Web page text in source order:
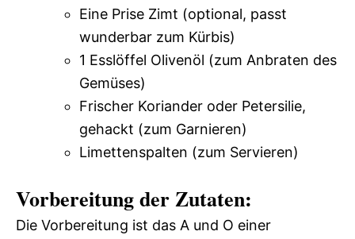
Eine Prise Zimt (optional, passt
wunderbar zum Kürbis)
1 Esslöffel Olivenöl (zum Anbraten des
Gemüses)
Frischer Koriander oder Petersilie,
gehackt (zum Garnieren)
Limettenspalten (zum Servieren)
Vorbereitung der Zutaten:
Die Vorbereitung ist das A und O einer